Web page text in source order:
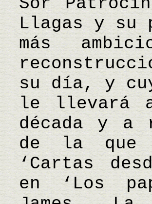
Llagas y su
más
su día, y
le llevará
década y
de la que
‘Cartas
en ‘Los